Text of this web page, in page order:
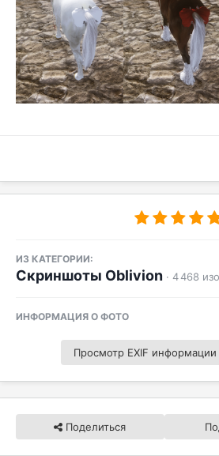
ИЗ КАТЕГОРИИ:
Скриншоты Oblivion · 4 468
ИНФОРМАЦИЯ О ФОТО
Просмотр EXIF информации
Поделиться